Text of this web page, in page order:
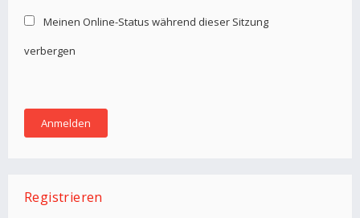
Meinen Online-Status während dieser Sitzung
verbergen
Registrieren